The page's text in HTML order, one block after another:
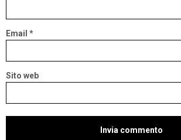
Email *
Sito web